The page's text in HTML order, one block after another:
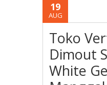
19
AUG
Toko
Dimout
White